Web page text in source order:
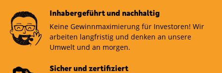
Inhabergeführt und nachhaltig
Keine Gewinnmaximierung für Investoren! Wir
arbeiten langfristig und denken an unsere
Umwelt und an morgen.
Sicher und zertifiziert